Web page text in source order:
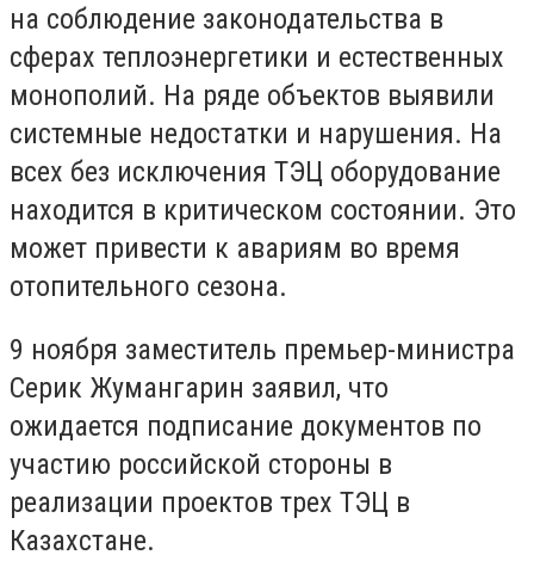
на соблюдение законодательства в
сферах теплоэнергетики и естественных
монополий. На ряде объектов выявили
системные недостатки и нарушения. На
всех без исключения ТЭЦ оборудование
находится в критическом состоянии. Это
может привести к авариям во время
отопительного сезона.
9 ноября заместитель премьер-министра
Серик Жумангарин заявил, что
ожидается подписание документов по
участию российской стороны в
реализации проектов трех ТЭЦ в
Казахстане.